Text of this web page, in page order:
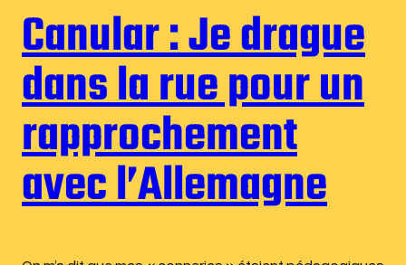
Canular : Je drague
dans la rue pour un
rapprochement
avec l’Allemagne